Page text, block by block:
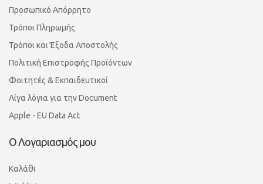
Προσωπικό Απόρρητο
Τρόποι Πληρωμής
Τρόποι και Έξοδα Αποστολής
Πολιτική Επιστροφής Προϊόντων
Φοιτητές & Εκπαιδευτικοί
Λίγα λόγια για την Document
Apple - EU Data Act
Ο Λογαριασμός μου
Καλάθι